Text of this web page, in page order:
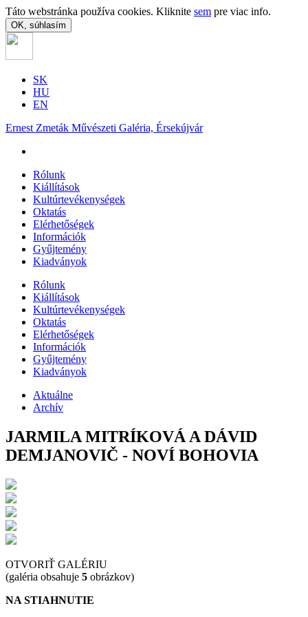
Táto webstránka používa cookies. Kliknite sem pre viac info.
OK, súhlasím
SK
HU
EN
Ernest Zmeták Művészeti Galéria, Érsekújvár
Rólunk
Kiállítások
Kultúrtevékenységek
Oktatás
Elérhetőségek
Információk
Gyűjtemény
Kiadványok
Rólunk
Kiállítások
Kultúrtevékenységek
Oktatás
Elérhetőségek
Információk
Gyűjtemény
Kiadványok
Aktuálne
Archív
JARMILA MITRÍKOVÁ A DÁVID
DEMJANOVIČ - NOVÍ BOHOVIA
OTVORIŤ GALÉRIU
(galéria obsahuje 5 obrázkov)
NA STIAHNUTIE